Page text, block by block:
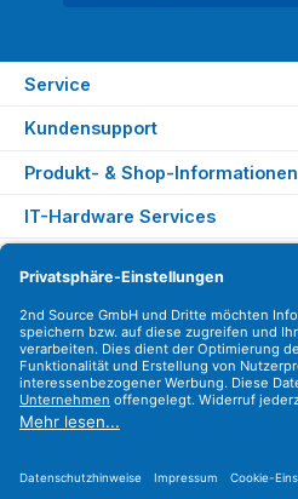
Service
Kundensupport
Produkt- & Shop-Informationen
IT-Hardware Services
Versandarten
Zahlungsarten
Sicher Einkaufen
Find us on